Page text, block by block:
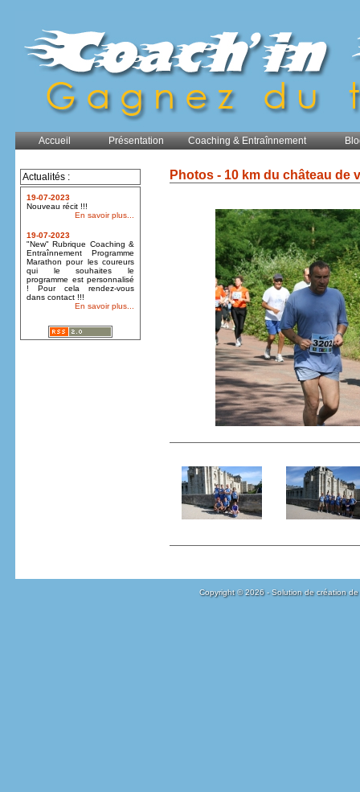
Accueil Présentation Coaching & Entraînnement
Actualités :
19-07-2023
Nouveau récit !!!
En savoir plus...
19-07-2023
"New" Rubrique Coaching &
Entraînnement Programme
Marathon pour les coureurs
qui le souhaites le
programme est personnalisé
! Pour cela rendez-vous
dans contact !!!
En savoir plus...
Photos - 10 km du château de
Copyright © 2026 - Solution de création